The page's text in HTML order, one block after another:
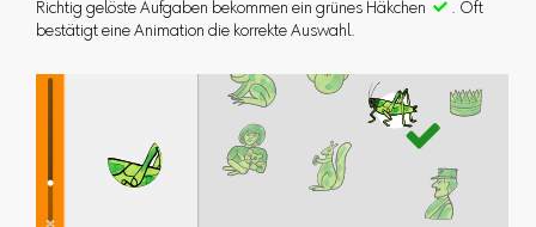
Richtig gelöste Aufgaben bekommen ein grünes Häkchen . Oft
bestätigt eine Animation die korrekte Auswahl.